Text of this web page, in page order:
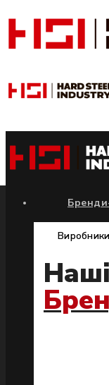
Виробники